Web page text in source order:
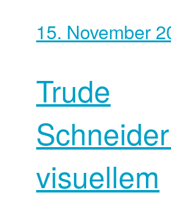
15. November
Trude
visuellem